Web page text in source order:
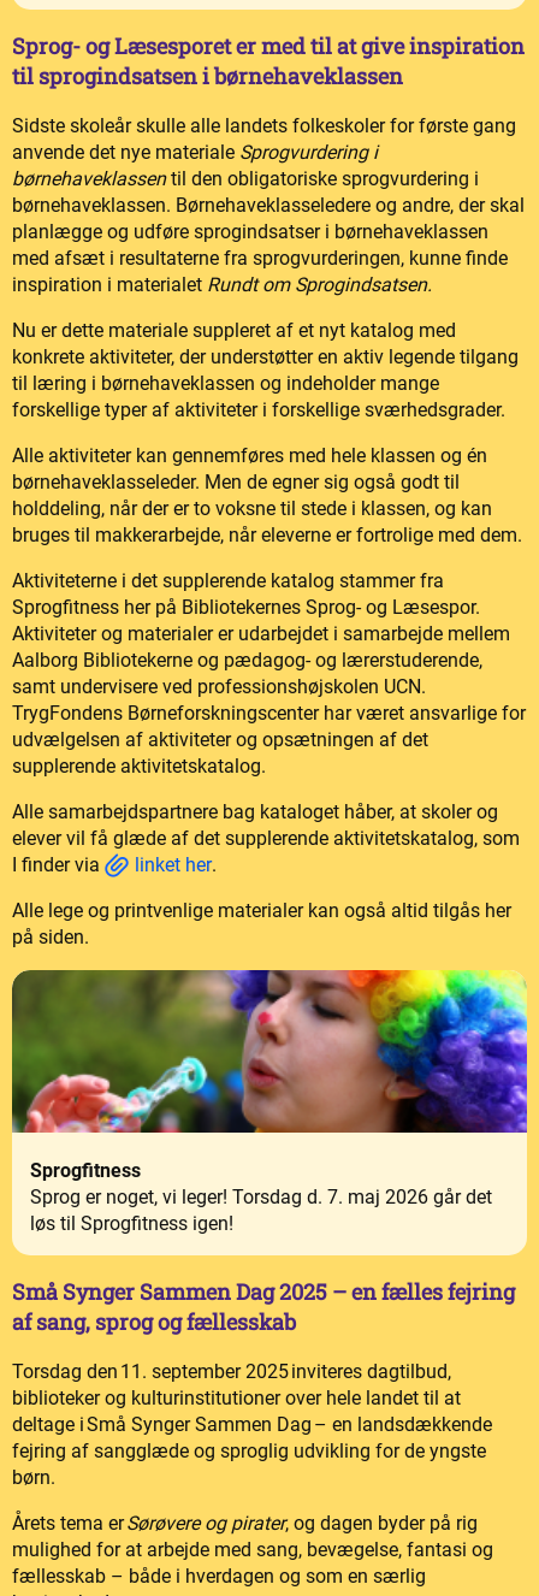
Sprog- og Læsesporet er med til at give inspiration
til sprogindsatsen i børnehaveklassen
Sidste skoleår skulle alle landets folkeskoler for første gang
anvende det nye materiale Sprogvurdering i
børnehaveklassentil den obligatoriske sprogvurdering i
børnehaveklassen. Børnehaveklasseledere og andre, der skal
planlægge og udføre sprogindsatser i børnehaveklassen
med afsæt i resultaterne fra sprogvurderingen, kunne finde
inspiration i materialet Rundt om Sprogindsatsen.
Nu er dette materiale suppleret af et nyt katalog med
konkrete aktiviteter, der understøtter en aktiv legende tilgang
til læring i børnehaveklassen og indeholder mange
forskellige typer af aktiviteter i forskellige sværhedsgrader.
Alle aktiviteter kan gennemføres med hele klassen og én
børnehaveklasseleder. Men de egner sig også godt til
holddeling, når der er to voksne til stede i klassen, og kan
bruges til makkerarbejde, når eleverne er fortrolige med dem.
Aktiviteterne i det supplerende katalog stammer fra
Sprogfitness her på Bibliotekernes Sprog- og Læsespor.
Aktiviteter og materialer er udarbejdet i samarbejde mellem
Aalborg Bibliotekerne og pædagog- og lærerstuderende,
samt undervisere ved professionshøjskolen UCN.
TrygFondens Børneforskningscenter har været ansvarlige for
udvælgelsen af aktiviteter og opsætningen af det
supplerende aktivitetskatalog.
Alle samarbejdspartnere bag kataloget håber, at skoler og
elever vil få glæde af det supplerende aktivitetskatalog, som
I finder via
linket her.
Alle lege og printvenlige materialer kan også altid tilgås her
på siden.
Sprogfitness
Sprog er noget, vi leger! Torsdag d. 7. maj 2026 går det
løs til Sprogfitness igen!
Små Synger Sammen Dag 2025 – en fælles fejring
af sang, sprog og fællesskab
Torsdag den 11. september 2025 inviteres dagtilbud,
biblioteker og kulturinstitutioner over hele landet til at
deltage i Små Synger Sammen Dag – en landsdækkende
fejring af sangglæde og sproglig udvikling for de yngste
børn.
Årets tema erSørøvere og pirater, og dagen byder på rig
mulighed for at arbejde med sang, bevægelse, fantasi og
fællesskab – både i hverdagen og som en særlig